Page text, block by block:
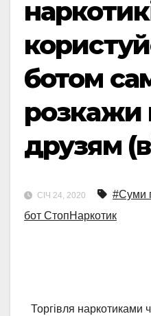
ботом
розкажи
друзям
СІЧ 24, 2020 #Суми
бот СтопНаркотик
Торгівля наркотиками